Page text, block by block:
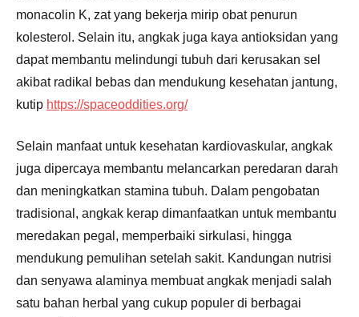
monacolin K, zat yang bekerja mirip obat penurun
kolesterol. Selain itu, angkak juga kaya antioksidan yang
dapat membantu melindungi tubuh dari kerusakan sel
akibat radikal bebas dan mendukung kesehatan jantung,
kutip https://spaceoddities.org/
Selain manfaat untuk kesehatan kardiovaskular, angkak
juga dipercaya membantu melancarkan peredaran darah
dan meningkatkan stamina tubuh. Dalam pengobatan
tradisional, angkak kerap dimanfaatkan untuk membantu
meredakan pegal, memperbaiki sirkulasi, hingga
mendukung pemulihan setelah sakit. Kandungan nutrisi
dan senyawa alaminya membuat angkak menjadi salah
satu bahan herbal yang cukup populer di berbagai